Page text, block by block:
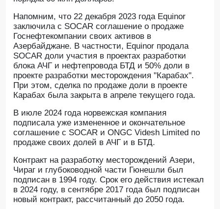
Напомним, что 22 декабря 2023 года Equinor
заключила с SOCAR соглашение о продаже
Госнефтекомпании своих активов в
Азербайджане. В частности, Equinor продала
SOCAR доли участия в проектах разработки
блока АЧГ и нефтепровода БТД и 50% доли в
проекте разработки месторождения "Карабах".
При этом, сделка по продаже доли в проекте
Карабах была закрыта в апреле текущего года.
В июле 2024 года норвежская компания
подписала уже измененное и окончательное
соглашение с SOCAR и ONGC Videsh Limited по
продаже своих долей в АЧГ и в БТД.
Контракт на разработку месторождений Азери,
Чираг и глубоководной части Гюнешли был
подписан в 1994 году. Срок его действия истекал
в 2024 году, в сентябре 2017 года был подписан
новый контракт, рассчитанный до 2050 года.